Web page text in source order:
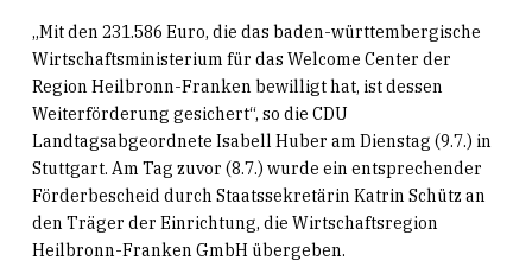
„Mit den 231.586 Euro, die das baden-württembergische
Wirtschaftsministerium für das Welcome Center der
Region Heilbronn-Franken bewilligt hat, ist dessen
Weiterförderung gesichert“, so die CDU
Landtagsabgeordnete Isabell Huber am Dienstag (9.7.) in
Stuttgart. Am Tag zuvor (8.7.) wurde ein entsprechender
Förderbescheid durch Staatssekretärin Katrin Schütz an
den Träger der Einrichtung, die Wirtschaftsregion
Heilbronn-Franken GmbH übergeben.